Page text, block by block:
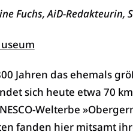
Fuchs, AiD-Redakteurin,
Jahren das ehemals
sich heute etwa 70
Welterbe
fanden hier mitsamt